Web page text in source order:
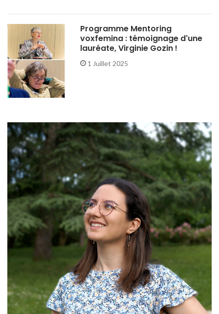
Programme Mentoring
voxfemina : témoignage d'une
lauréate, Virginie Gozin !
1 Juillet 2025